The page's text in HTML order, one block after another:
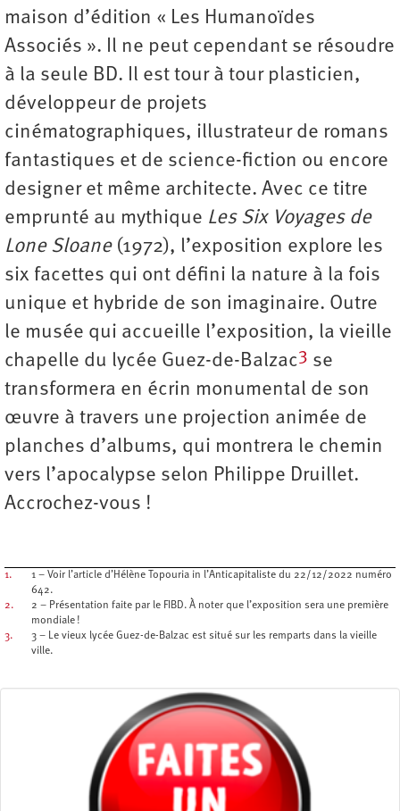
maison d’édition « Les Humanoïdes
Associés ». Il ne peut cependant se résoudre
à la seule BD. Il est tour à tour plasticien,
développeur de projets
cinématographiques, illustrateur de romans
fantastiques et de science-fiction ou encore
designer et même architecte. Avec ce titre
emprunté au mythique Les Six Voyages de
Lone Sloane(1972), l’exposition explore les
six facettes qui ont défini la nature à la fois
unique et hybride de son imaginaire. Outre
le musée qui accueille l’exposition, la vieille
chapelle du lycée Guez-de-Balzac3 se
transformera en écrin monumental de son
œuvre à travers une projection animée de
planches d’albums, qui montrera le chemin
vers l’apocalypse selon Philippe Druillet.
Accrochez-vous !
1.
1 – Voir l’article d’Hélène Topouria in l’Anticapitaliste du 22/12/2022 numéro
642.
2.
2 – Présentation faite par le FIBD. À noter que l’exposition sera une première
mondiale !
3.
3 – Le vieux lycée Guez-de-Balzac est situé sur les remparts dans la vieille
ville.